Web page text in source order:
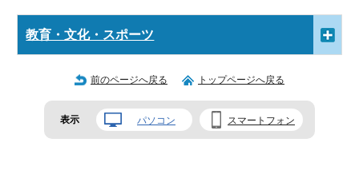
教育・文化・スポーツ
前のページへ戻る トップページへ戻る
表示 パソコン スマートフォン